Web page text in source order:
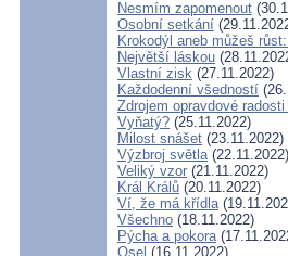
Nesmím zapomenout
Osobní setkání
Krokodýl aneb můžeš
Největší láskou
Vlastní zisk (27.11.2022)
Každodenní všedností
Zdrojem opravdové
Vyňatý? (25.11.2022)
Milost snášet (23.11.2022)
Výzbroj světla(22.11.2022)
Veliký vzor (21.11.2022)
Král Králů (20.11.2022)
Ví, že má křídla
Všechno (18.11.2022)
Pýcha a pokora
Osel (16.11.2022)